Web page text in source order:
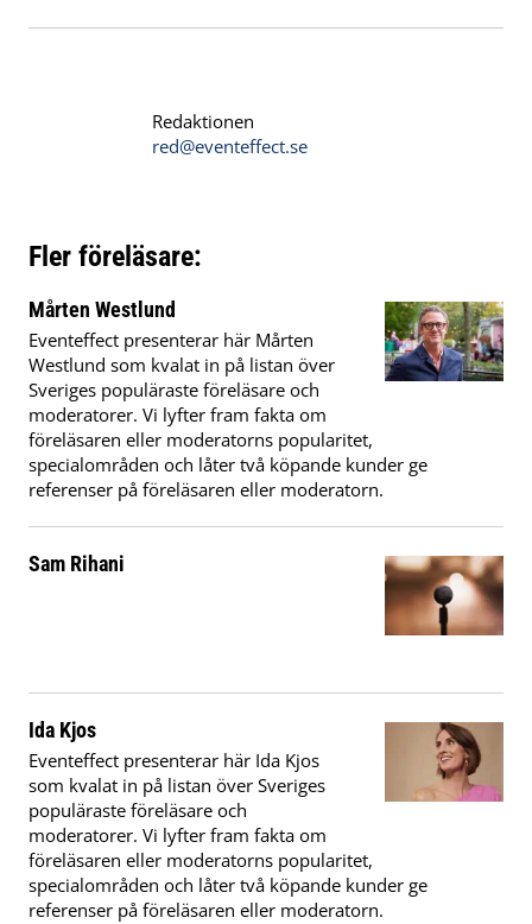
Redaktionen
red@eventeffect.se
Fler föreläsare:
Mårten Westlund
Eventeffect presenterar här Mårten
Westlund som kvalat in på listan över
Sveriges populäraste föreläsare och
moderatorer. Vi lyfter fram fakta om
föreläsaren eller moderatorns popularitet,
specialområden och låter två köpande kunder ge
referenser på föreläsaren eller moderatorn.
Sam Rihani
Ida Kjos
Eventeffect presenterar här Ida Kjos
som kvalat in på listan över Sveriges
populäraste föreläsare och
moderatorer. Vi lyfter fram fakta om
föreläsaren eller moderatorns popularitet,
specialområden och låter två köpande kunder ge
referenser på föreläsaren eller moderatorn.